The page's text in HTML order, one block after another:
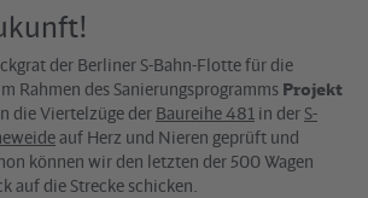
der Berliner S-Bahn-Flotte für die
Rahmen des Sanierungsprogramms Projekt
die Viertelzüge der Baureihe 481 in der S-
auf Herz und Nieren geprüft und
können wir den letzten der 500 Wagen
auf die Strecke schicken.